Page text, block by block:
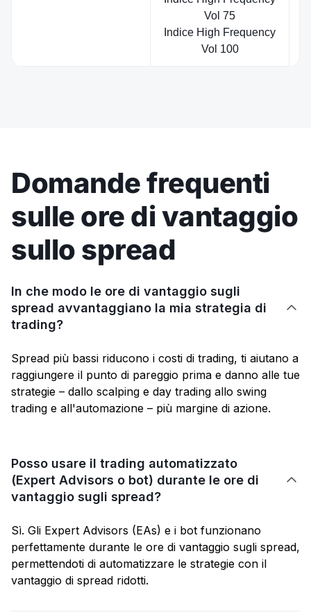
Vol 75
Indice High Frequency
Vol 100
Domande frequenti
sulle ore di vantaggio
sullo spread
In che modo le ore di vantaggio sugli
spread avvantaggiano la mia strategia di
trading?

Spread più bassi riducono i costi di trading, ti aiutano a
raggiungere il punto di pareggio prima e danno alle tue
strategie – dallo scalping e day trading allo swing
trading e all'automazione – più margine di azione.
Posso usare il trading automatizzato
(Expert Advisors o bot) durante le ore di
vantaggio sugli spread?

Sì. Gli Expert Advisors (EAs) e i bot funzionano
perfettamente durante le ore di vantaggio sugli spread,
permettendoti di automatizzare le strategie con il
vantaggio di spread ridotti.